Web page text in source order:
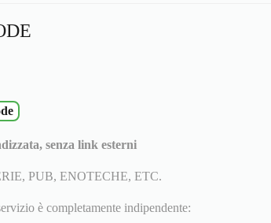
senza link esterni
PUB, ENOTECHE, ETC.
è completamente indipendente: